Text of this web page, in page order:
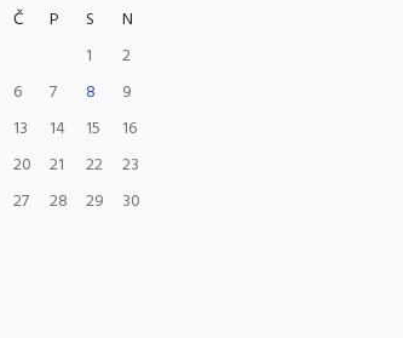
Č P S
N
1
2
6 7 8
9
13 14 15
16
20 21 22
23
27 28 29
30